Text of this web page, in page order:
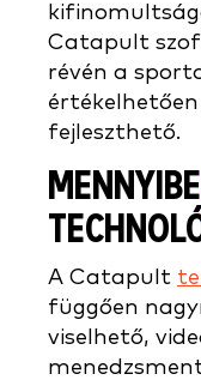
Catapult
révén a
fejleszthető.
MENNYIBE
A Catapult
függően
viselhető,